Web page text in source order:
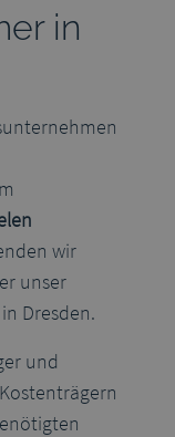
in
wir
unser
Dresden.
und